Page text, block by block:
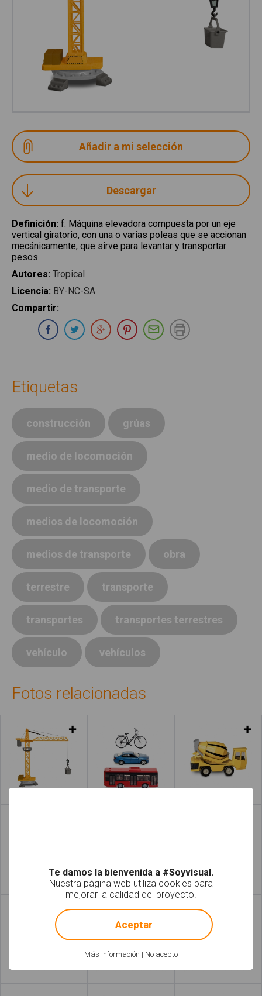
Descargar
Definición: f. Máquina elevadora compuesta por un eje
vertical giratorio, con una o varias poleas que se accionan
mecánicamente, que sirve para levantar y transportar
pesos.
Autores: Tropical
Licencia: BY-NC-SA
Compartir:
Compartir en Whatsapp
Compartir en Facebook
Compartir en Twitter
Compartir en Google Plus
Compartir en Pinterest
Compartir por E-
Etiquetas
construcción grúas
medio de locomoción
medio de transporte
medios de locomoción
medios de transporte obra
terrestre transporte
transportes transportes terrestres
vehículo vehículos
Fotos relacionadas
Leer más Leer más
Te damos la bienvenida a #Soyvisual.
Nuestra página web utiliza cookies para
mejorar la calidad del proyecto.
Más información | No acepto
! Not valid!
Aceptar